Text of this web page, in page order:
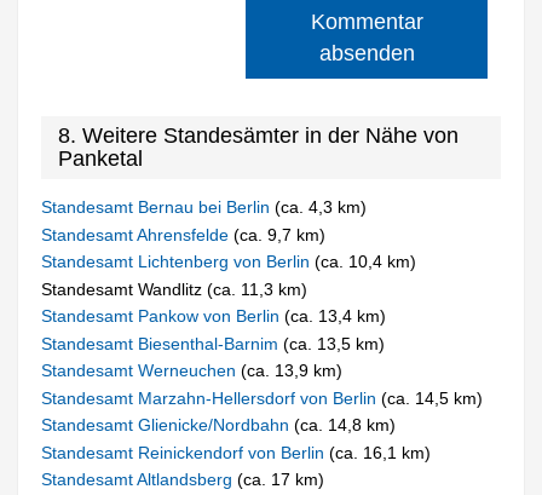
Kommentar
absenden
8. Weitere Standesämter in der Nähe von
Panketal
Standesamt Bernau bei Berlin(ca. 4,3 km)
Standesamt Ahrensfelde(ca. 9,7 km)
Standesamt Lichtenberg von Berlin(ca. 10,4 km)
Standesamt Wandlitz (ca. 11,3 km)
Standesamt Pankow von Berlin(ca. 13,4 km)
Standesamt Biesenthal-Barnim(ca. 13,5 km)
Standesamt Werneuchen(ca. 13,9 km)
Standesamt Marzahn-Hellersdorf von Berlin(ca. 14,5 km)
Standesamt Glienicke/Nordbahn(ca. 14,8 km)
Standesamt Reinickendorf von Berlin(ca. 16,1 km)
Standesamt Altlandsberg(ca. 17 km)